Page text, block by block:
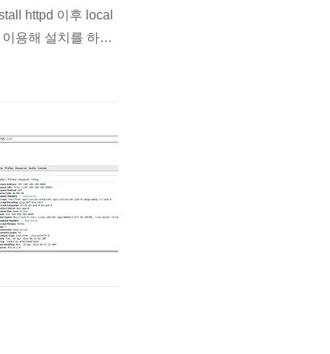
httpd 이후 local
용해 설치를 하게
확인한다. SetHan